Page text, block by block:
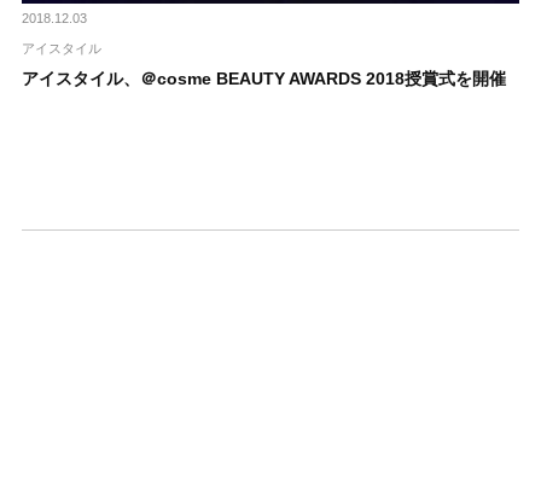
2018.12.03
アイスタイル
アイスタイル、＠cosme BEAUTY AWARDS 2018授賞式を開催